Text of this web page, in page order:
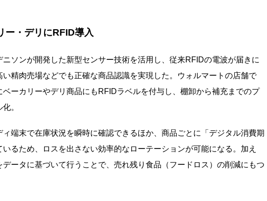
ー・デリにRFID導入
ソンが開発した新型センサー技術を活用し、従来RFIDの電波が届きに
い精肉売場などでも正確な商品認識を実現した。ウォルマートの店舗で
ベーカリーやデリ商品にもRFIDラベルを付与し、棚卸から補充までのプ
。
端末で在庫状況を瞬時に確認できるほか、商品ごとに「デジタル消費期
いるため、ロスを出さない効率的なローテーションが可能になる。加え
データに基づいて行うことで、売れ残り食品（フードロス）の削減にもつ